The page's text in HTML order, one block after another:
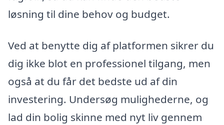
løsning til dine behov og budget.
Ved at benytte dig af platformen sikrer du
dig ikke blot en professionel tilgang, men
også at du får det bedste ud af din
investering. Undersøg mulighederne, og
lad din bolig skinne med nyt liv gennem